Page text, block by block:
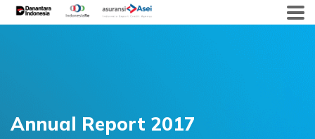
Skip
to
Annual Report 2017